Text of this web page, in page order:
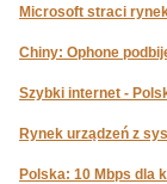
Microsoft straci
Chiny: Ophone
Szybki internet -
Rynek urządzeń z
Polska: 10 Mbps dla